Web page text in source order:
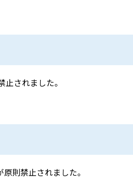
されました。
則禁止されました。